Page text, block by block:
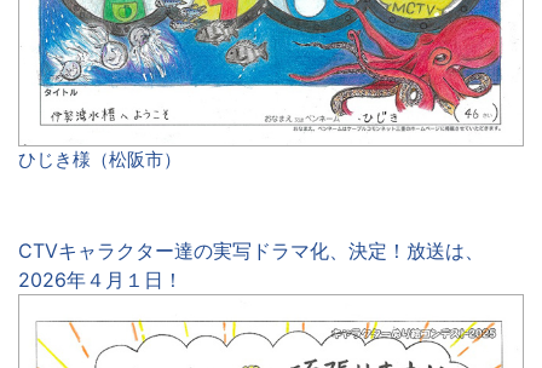
ひじき様（松阪市）
CTVキャラクター達の実写ドラマ化、決定！放送は、
2026年４月１日！